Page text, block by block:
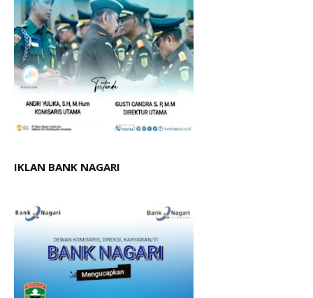
IKLAN BANK NAGARI